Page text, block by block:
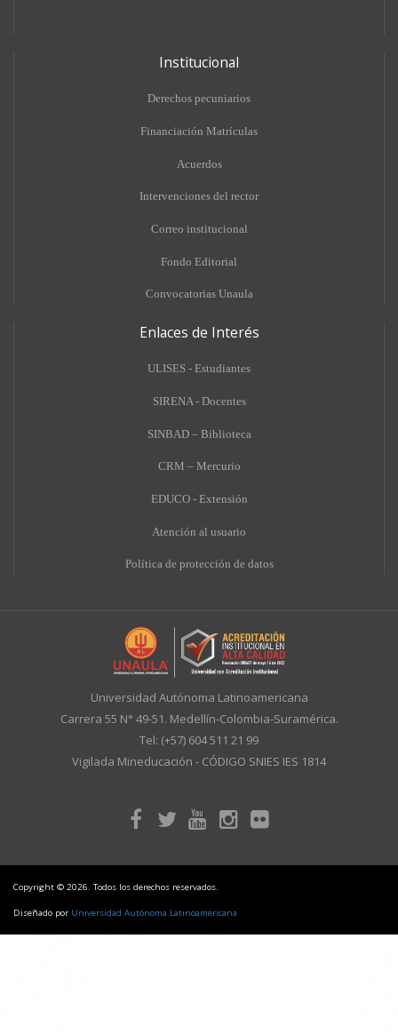
Institucional
Derechos pecuniarios
Financiación Matrículas
Acuerdos
Intervenciones del rector
Correo institucional
Fondo Editorial
Convocatorias Unaula
Enlaces de Interés
ULISES - Estudiantes
SIRENA - Docentes
SINBAD – Biblioteca
CRM – Mercurio
EDUCO - Extensión
Atención al usuario
Política de protección de datos
Universidad Autónoma Latinoamericana
Carrera 55 N° 49-51. Medellín-Colombia-Suramérica.
Tel: (+57) 604 511 21 99
Vigilada Mineducación - CÓDIGO SNIES IES 1814
Copyright © 2026. Todos los derechos reservados.
Diseñado por Universidad Autónoma Latinoamericana